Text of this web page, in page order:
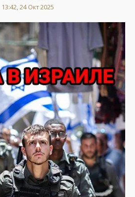
13:42, 24 Окт 2025